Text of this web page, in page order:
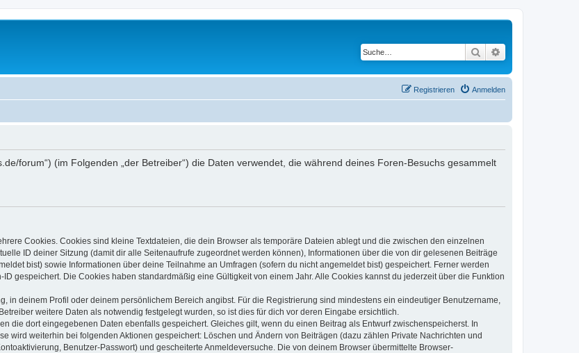
Suche
Anmelden
Registrieren
forum“) (im Folgenden „der Betreiber“) die Daten verwendet, die während deines Foren-Besuchs gesammelt
Cookies. Cookies sind kleine Textdateien, die dein Browser als temporäre Dateien ablegt und die zwischen den einzelnen
ID deiner Sitzung (damit dir alle Seitenaufrufe zugeordnet werden können), Informationen über die von dir gelesenen Beiträge
bist) sowie Informationen über deine Teilnahme an Umfragen (sofern du nicht angemeldet bist) gespeichert. Ferner werden
gespeichert. Die Cookies haben standardmäßig eine Gültigkeit von einem Jahr. Alle Cookies kannst du jederzeit über die Funktion
in deinem Profil oder deinem persönlichem Bereich angibst. Für die Registrierung sind mindestens ein eindeutiger Benutzername,
weitere Daten als notwendig festgelegt wurden, so ist dies für dich vor deren Eingabe ersichtlich.
die dort eingegebenen Daten ebenfalls gespeichert. Gleiches gilt, wenn du einen Beitrag als Entwurf zwischenspeicherst. In
wird weiterhin bei folgenden Aktionen gespeichert: Löschen und Ändern von Beiträgen (dazu zählen Private Nachrichten und
Benutzer-Passwort) und gescheiterte Anmeldeversuche. Die von deinem Browser übermittelte Browser-